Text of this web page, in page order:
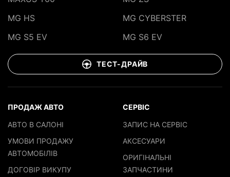
MG HS
MG CYBERSTER
MG S5 EV
MG S6 EV
ТЕСТ-ДРАЙВ
ПРОДАЖ АВТО
АВТО В САЛОНІ
УМОВИ ПРОДАЖУ
АВТОМОБІЛІВ
ДОГОВІР ВИКУПУ
СЕРВІС
ЗАПИС НА СЕРВІС
АКСЕСУАРИ
ОРИГІНАЛЬНІ
ЗАПЧАСТИНИ